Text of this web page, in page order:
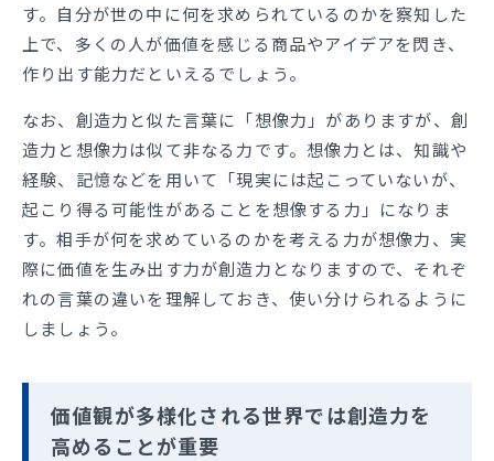
す。自分が世の中に何を求められているのかを察知した
上で、多くの人が価値を感じる商品やアイデアを閃き、
作り出す能力だといえるでしょう。
なお、創造力と似た言葉に「想像力」がありますが、創
造力と想像力は似て非なる力です。想像力とは、知識や
経験、記憶などを用いて「現実には起こっていないが、
起こり得る可能性があることを想像する力」になりま
す。相手が何を求めているのかを考える力が想像力、実
際に価値を生み出す力が創造力となりますので、それぞ
れの言葉の違いを理解しておき、使い分けられるように
しましょう。
価値観が多様化される世界では創造力を
高めることが重要